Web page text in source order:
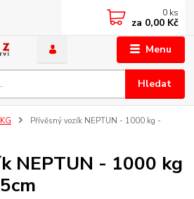
Menu
Hledat
0 ks
za 0,00 Kč
Přívěsný vozík NEPTUN - 1000 kg -
NEPTUN - 1000 kg